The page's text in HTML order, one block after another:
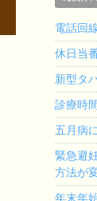
電話回
休日当
新型タ
診療時
五月病
緊急避
方法が
年末年